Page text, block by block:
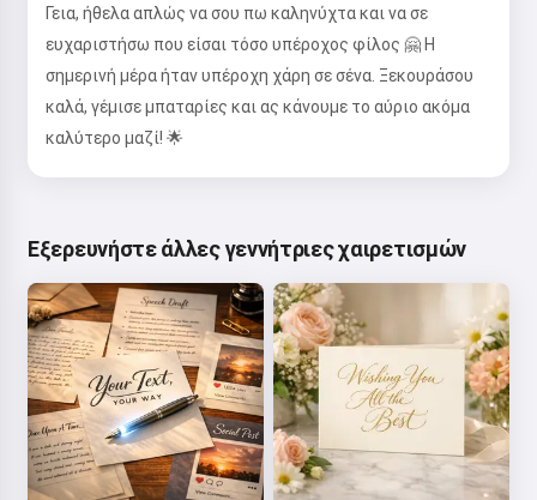
Γεια, ήθελα απλώς να σου πω καληνύχτα και να σε
ευχαριστήσω που είσαι τόσο υπέροχος φίλος 🤗 Η
σημερινή μέρα ήταν υπέροχη χάρη σε σένα. Ξεκουράσου
καλά, γέμισε μπαταρίες και ας κάνουμε το αύριο ακόμα
καλύτερο μαζί! 🌟
Εξερευνήστε άλλες γεννήτριες χαιρετισμών